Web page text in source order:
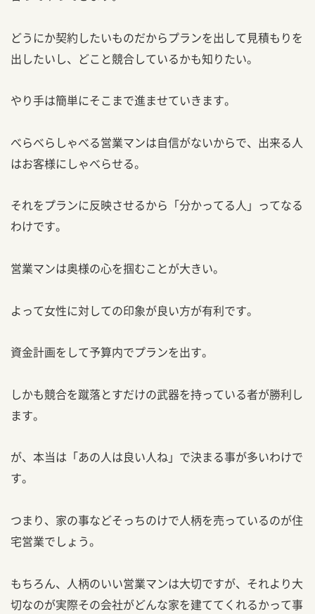
どうにか契約したいものだからプランを出して見積もりを
出したいし、どこと競合しているかも知りたい。
やり手は簡単にそこまで進ませていきます。
べらべらしゃべる営業マンは自信がないからで、出来る人
はお客様にしゃべらせる。
それをプランに反映させるから「分かってる人」ってなる
わけです。
営業マンは奥様の心を掴むことが大きい。
よって女性に対しての印象が良い方が有利です。
資金計画をして予算内でプランを出す。
しかも競合を蹴落とすだけの武器を持っている者が勝利し
ます。
が、本当は「あの人は良い人ね」で決まる事が多いわけで
す。
つまり、家の事などそっちのけで人柄を売っているのが住
宅営業でしょう。
もちろん、人柄のいい営業マンは大切ですが、それより大
切なのが実際その会社がどんな家を建ててくれるかって事